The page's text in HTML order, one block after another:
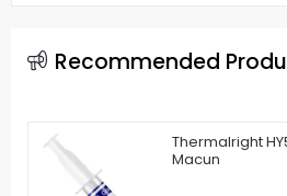
Recommended
Thermalright
Macun